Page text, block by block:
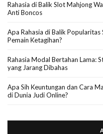
Rahasia di Balik Slot Mahjong
Anti Boncos
Apa Rahasia di Balik
Pemain Ketagihan?
Rahasia Modal Bertahan Lama:
yang Jarang Dibahas
Apa Sih Keuntungan dan Cara
di Dunia Judi Online?